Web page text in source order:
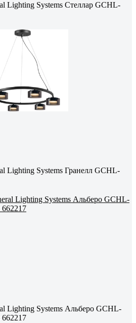
Lighting Systems Стеллар GCHL-
Lighting Systems Гранелл GCHL-
Lighting Systems Альберо GCHL-
662217